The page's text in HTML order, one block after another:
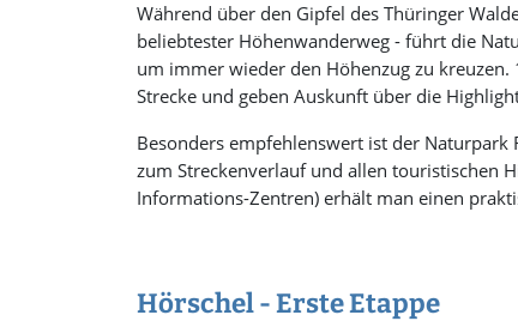
Während über den Gipfel des Thüringer
beliebtester Höhenwanderweg - führt die
um immer wieder den Höhenzug zu
Strecke und geben Auskunft über die
Besonders empfehlenswert ist der
zum Streckenverlauf und allen touristischen
Informations-Zentren) erhält man einen
Hörschel - Erste Etappe